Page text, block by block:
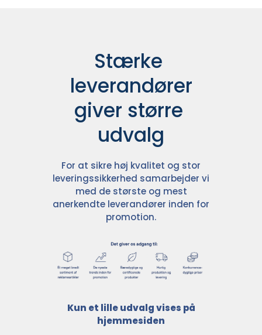
Stærke
leverandører
giver større
udvalg
For at sikre høj kvalitet og stor
leveringssikkerhed samarbejder vi
med de største og mest
anerkendte leverandører inden for
promotion.
Kun et lille udvalg vises på
hjemmesiden